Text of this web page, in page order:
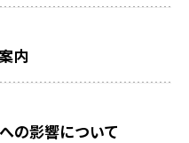
内
の影響について